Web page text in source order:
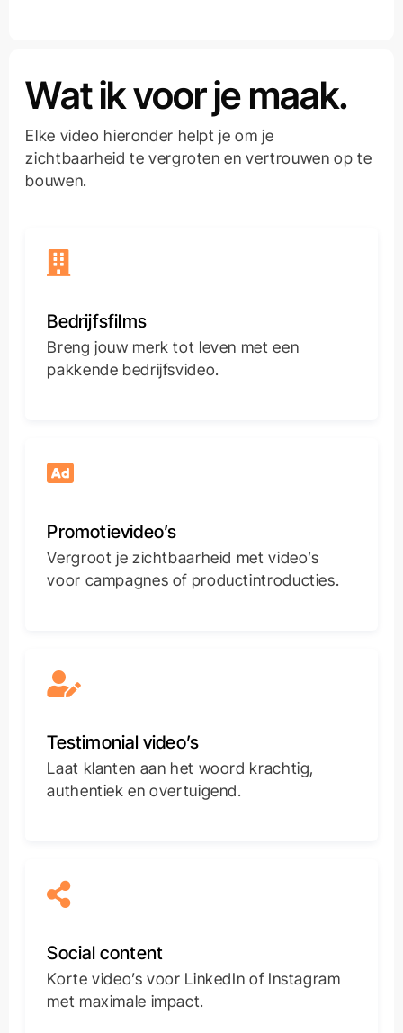
Wat ik voor je maak.
Elke video hieronder helpt je om je
zichtbaarheid te vergroten en vertrouwen op te
bouwen.
Bedrijfsfilms
Breng jouw merk tot leven met een
pakkende bedrijfsvideo.
Promotievideo’s
Vergroot je zichtbaarheid met video’s
voor campagnes of productintroducties.
Testimonial video’s
Laat klanten aan het woord krachtig,
authentiek en overtuigend.
Social content
Korte video’s voor LinkedIn of Instagram
met maximale impact.